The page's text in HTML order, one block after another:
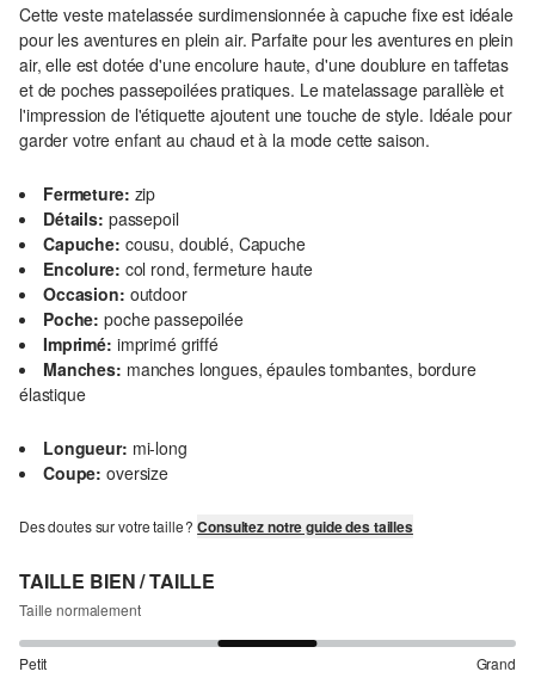
Cette veste matelassée surdimensionnée à capuche fixe est idéale
pour les aventures en plein air. Parfaite pour les aventures en plein
air, elle est dotée d'une encolure haute, d'une doublure en taffetas
et de poches passepoilées pratiques. Le matelassage parallèle et
l'impression de l'étiquette ajoutent une touche de style. Idéale pour
garder votre enfant au chaud et à la mode cette saison.
Fermeture: zip
Détails: passepoil
Capuche: cousu, doublé, Capuche
Encolure: col rond, fermeture haute
Occasion: outdoor
Poche: poche passepoilée
Imprimé: imprimé griffé
Manches: manches longues, épaules tombantes, bordure
élastique
Longueur: mi-long
Coupe: oversize
Des doutes sur votre taille ?Consultez notre guide des tailles
TAILLE BIEN / TAILLE
Taille normalement
Petit Grand